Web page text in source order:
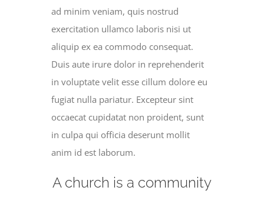
ad minim veniam, quis nostrud
exercitation ullamco laboris nisi ut
aliquip ex ea commodo consequat.
Duis aute irure dolor in reprehenderit
in voluptate velit esse cillum dolore eu
fugiat nulla pariatur. Excepteur sint
occaecat cupidatat non proident, sunt
in culpa qui officia deserunt mollit
anim id est laborum.
A church is a community